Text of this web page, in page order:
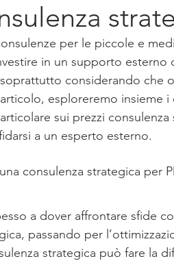
per le piccole e
in un supporto
considerando che
esploreremo insieme
sui prezzi
a un esperto esterno.
consulenza strategica per
a dover affrontare sfide
passando per
strategica può fare la